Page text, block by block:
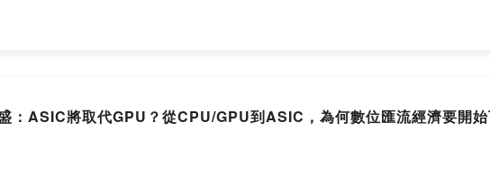
open.firstory.me/user/ckr5wfof8c3ae0812hmo07tzj/commentsPowered
：ASIC將取代GPU？從CPU/GPU到ASIC，為何數位匯流經濟要開